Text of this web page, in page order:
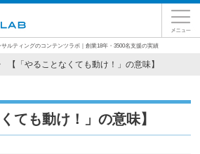
ルティングのコンテンツラボ｜創業18年・3500名支援の実績
【「やることなくても動け！」の意味】
ても動け！」の意味】